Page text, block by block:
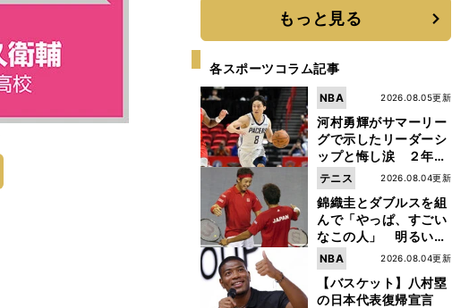
く大学進学を選ぶ理由
もっと見る
各スポーツコラム記事
河村勇輝がサマーリー
グで示したリーダーシ
ップと悔し涙 ２年ぶ
りの日本代表の舞台を
糧に３年目のNBA挑戦
は続く
2026.08.05更新
NBA
錦織圭とダブルスを組
んで「やっぱ、すごい
なこの人」 明るい表
情と言葉で内山靖崇の
迷いを払ってくれた
2026.08.04更新
テニス
【バスケット】八村塁
の日本代表復帰宣言
2026.08.04更新
NBA